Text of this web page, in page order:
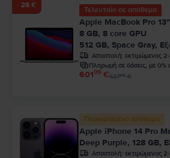
- 26 €
Τελευταίο σε απόθεμα
Apple MacBook Pro
8 GB, 8 core GPU
512 GB, Space Gray,
Αποστολή: εκτιμώμενος
Πληρωμή σε δόσεις, με 0%
60199 €62799€
Περιορισμένο απόθεμα
Apple iPhone 14 Pro
Deep Purple, 128 GB,
Αποστολή: εκτιμώμενος